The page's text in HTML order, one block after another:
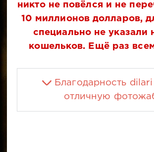
никто не повёлся и не
10 миллионов долларов,
специально не указали
кошельков. Ещё раз
Благодарность dilari
отличную